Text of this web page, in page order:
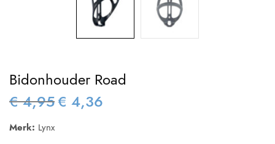
Bidonhouder Road
€4,95 Oorspronkelijke
€ 4,36
Merk: Lynx